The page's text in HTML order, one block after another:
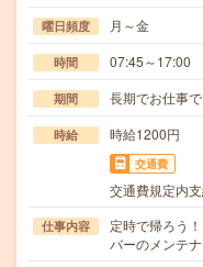
曜日頻度 月～金
時間 07:45～17:00
期間 長期でお仕事
時給 時給1200円
交通費
交通費規定内
仕事内容
定時で帰ろう
バーのメンテ